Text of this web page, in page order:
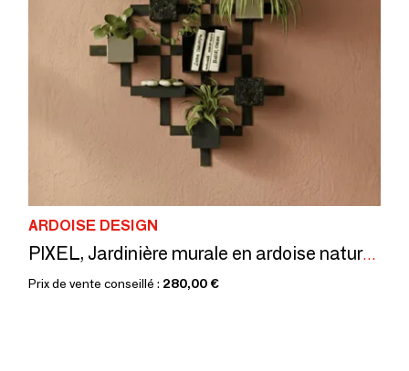
ARDOISE DESIGN
PIXEL, Jardinière murale en ardoise naturelle, forme Croix.
Prix de vente conseillé : 280,00 €